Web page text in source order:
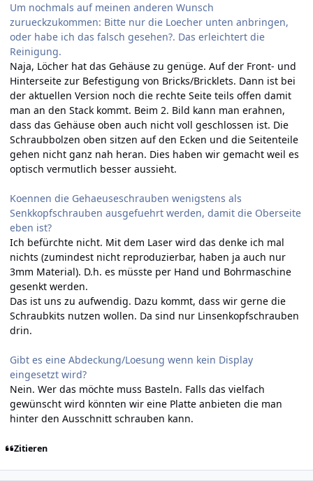
Um nochmals auf meinen anderen Wunsch
zurueckzukommen: Bitte nur die Loecher unten anbringen,
oder habe ich das falsch gesehen?. Das erleichtert die
Reinigung.
Naja, Löcher hat das Gehäuse zu genüge. Auf der Front- und
Hinterseite zur Befestigung von Bricks/Bricklets. Dann ist bei
der aktuellen Version noch die rechte Seite teils offen damit
man an den Stack kommt. Beim 2. Bild kann man erahnen,
dass das Gehäuse oben auch nicht voll geschlossen ist. Die
Schraubbolzen oben sitzen auf den Ecken und die Seitenteile
gehen nicht ganz nah heran. Dies haben wir gemacht weil es
optisch vermutlich besser aussieht.
Koennen die Gehaeuseschrauben wenigstens als
Senkkopfschrauben ausgefuehrt werden, damit die Oberseite
eben ist?
Ich befürchte nicht. Mit dem Laser wird das denke ich mal
nichts (zumindest nicht reproduzierbar, haben ja auch nur
3mm Material). D.h. es müsste per Hand und Bohrmaschine
gesenkt werden.
Das ist uns zu aufwendig. Dazu kommt, dass wir gerne die
Schraubkits nutzen wollen. Da sind nur Linsenkopfschrauben
drin.
Gibt es eine Abdeckung/Loesung wenn kein Display
eingesetzt wird?
Nein. Wer das möchte muss Basteln. Falls das vielfach
gewünscht wird könnten wir eine Platte anbieten die man
hinter den Ausschnitt schrauben kann.
Zitieren